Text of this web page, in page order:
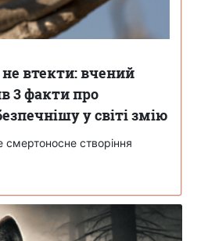
не втекти: вчений
3 факти про
у світі змію
смертоносне створіння